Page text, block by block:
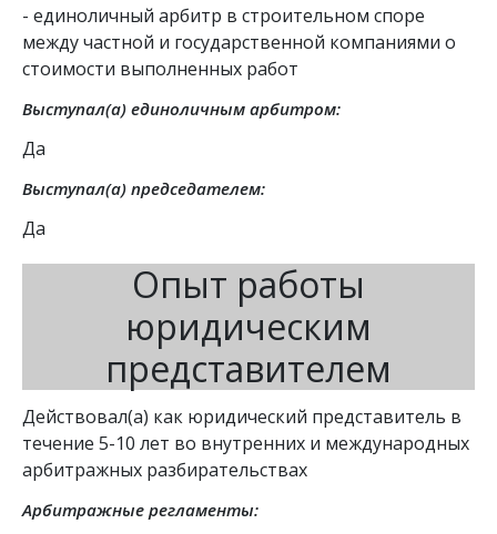
- единоличный арбитр в строительном споре
между частной и государственной компаниями о
стоимости выполненных работ
Выступал(а) единоличным арбитром:
Да
Выступал(а) председателем:
Да
Опыт работы
юридическим
представителем
Действовал(а) как юридический представитель в
течение 5-10 лет во внутренних и международных
арбитражных разбирательствах
Арбитражные регламенты: